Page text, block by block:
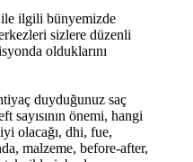
ile ilgili bünyemizde
sizlere düzenli
olduklarını
duyduğunuz saç
önemi, hangi
olacağı, dhi, fue,
malzeme, before-after,